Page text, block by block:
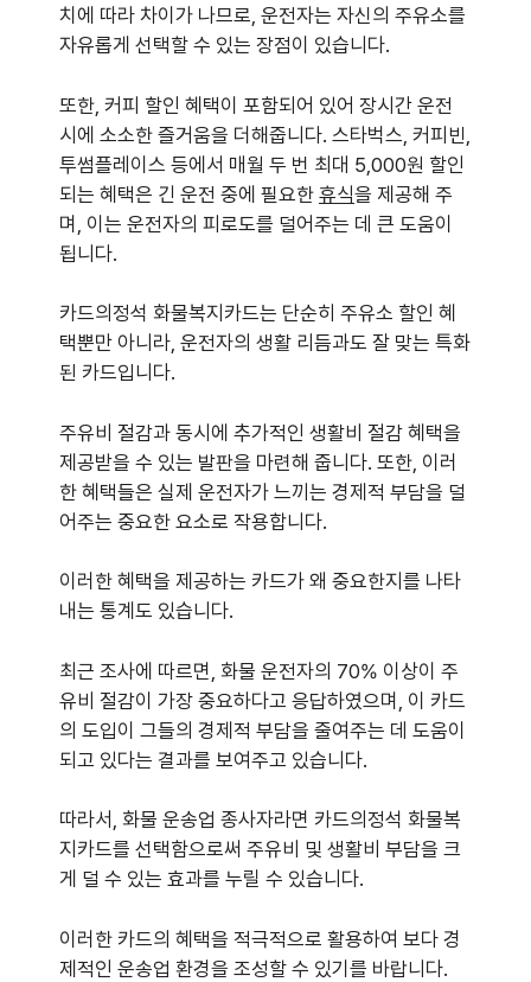
치에 따라 차이가 나므로, 운전자는 자신의 주유소를
자유롭게 선택할 수 있는 장점이 있습니다.
또한, 커피 할인 혜택이 포함되어 있어 장시간 운전
시에 소소한 즐거움을 더해줍니다. 스타벅스, 커피빈,
투썸플레이스 등에서 매월 두 번 최대 5,000원 할인
되는 혜택은 긴 운전 중에 필요한 휴식을 제공해 주
며, 이는 운전자의 피로도를 덜어주는 데 큰 도움이
됩니다.
카드의정석 화물복지카드는 단순히 주유소 할인 혜
택뿐만 아니라, 운전자의 생활 리듬과도 잘 맞는 특화
된 카드입니다.
주유비 절감과 동시에 추가적인 생활비 절감 혜택을
제공받을 수 있는 발판을 마련해 줍니다. 또한, 이러
한 혜택들은 실제 운전자가 느끼는 경제적 부담을 덜
어주는 중요한 요소로 작용합니다.
이러한 혜택을 제공하는 카드가 왜 중요한지를 나타
내는 통계도 있습니다.
최근 조사에 따르면, 화물 운전자의 70% 이상이 주
유비 절감이 가장 중요하다고 응답하였으며, 이 카드
의 도입이 그들의 경제적 부담을 줄여주는 데 도움이
되고 있다는 결과를 보여주고 있습니다.
따라서, 화물 운송업 종사자라면 카드의정석 화물복
지카드를 선택함으로써 주유비 및 생활비 부담을 크
게 덜 수 있는 효과를 누릴 수 있습니다.
이러한 카드의 혜택을 적극적으로 활용하여 보다 경
제적인 운송업 환경을 조성할 수 있기를 바랍니다.